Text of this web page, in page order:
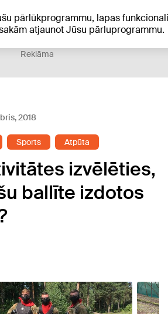
pārlūkprogrammu, lapas
atjaunot Jūsu pārluprogrammu.
Reklāma
2018
Sports Atpūta
izvēlēties,
ballīte izdotos